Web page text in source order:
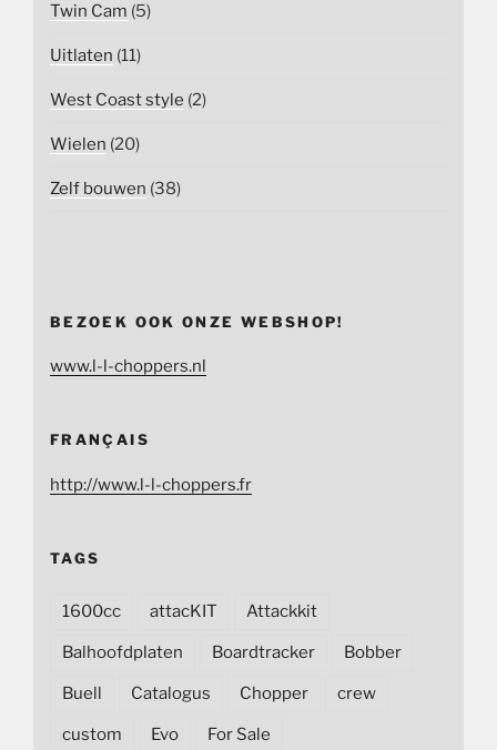
Twin Cam (5)
Uitlaten (11)
West Coast style (2)
Wielen (20)
Zelf bouwen (38)
BEZOEK OOK ONZE WEBSHOP!
www.l-l-choppers.nl
FRANÇAIS
http://www.l-l-choppers.fr
TAGS
1600cc attacKIT Attackkit
Balhoofdplaten Boardtracker Bobber
Buell Catalogus Chopper crew
custom Evo For Sale